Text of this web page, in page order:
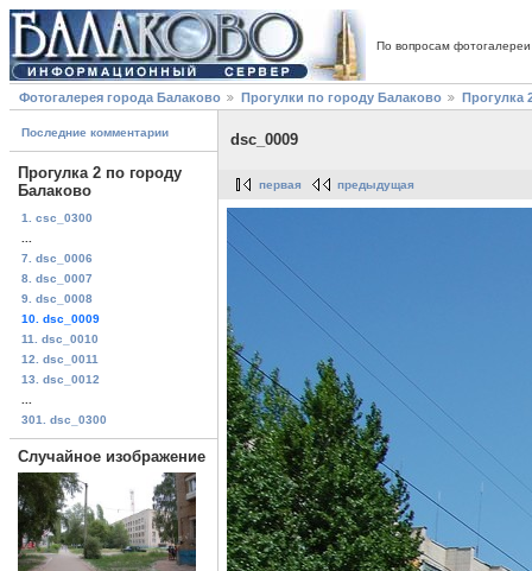
По вопросам
Фотогалерея города Балаково Прогулки по городу Балаково Прогулка
Последние комментарии
Прогулка 2 по городу
Балаково
1. csc_0300
7. dsc_0006
8. dsc_0007
9. dsc_0008
10. dsc_0009
11. dsc_0010
12. dsc_0011
13. dsc_0012
301. dsc_0300
Случайное изображение
dsc_0009
первая предыдущая